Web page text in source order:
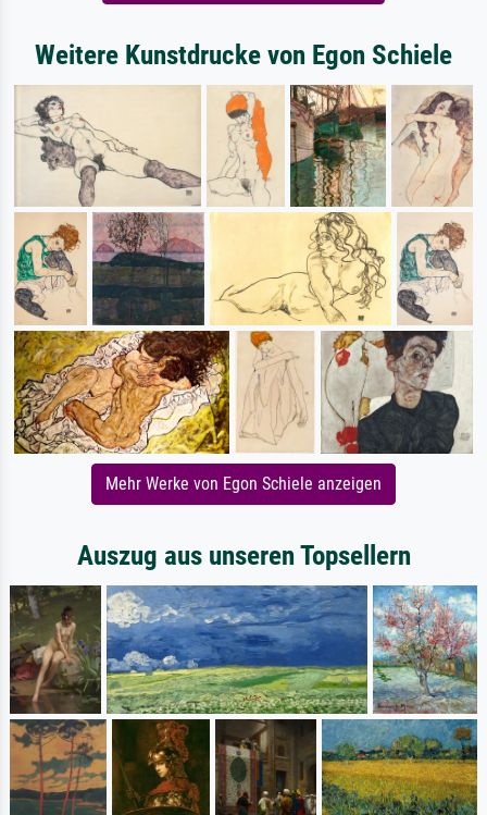
Weitere Kunstdrucke von Egon Schiele
Mehr Werke von Egon Schiele anzeigen
Auszug aus unseren Topsellern